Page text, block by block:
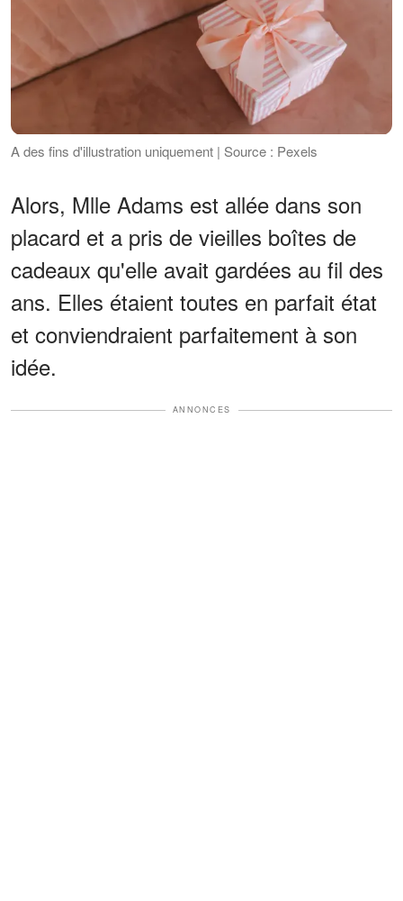
A des fins d'illustration uniquement | Source : Pexels
Alors, Mlle Adams est allée dans son
placard et a pris de vieilles boîtes de
cadeaux qu'elle avait gardées au fil des
ans. Elles étaient toutes en parfait état
et conviendraient parfaitement à son
idée.
ANNONCES